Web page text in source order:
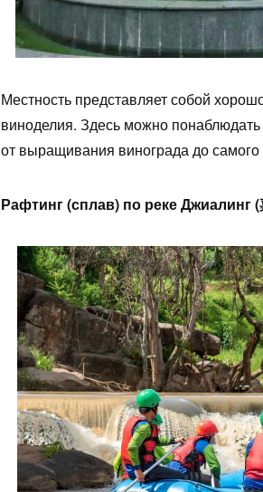
Местность представляет собой
виноделия. Здесь можно
от выращивания винограда до самого
Рафтинг (сплав) по реке Джиалинг (